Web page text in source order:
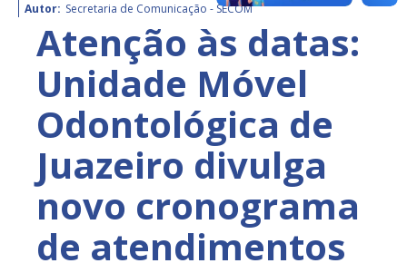
Autor: Secretaria de Comunicação - SECOM
Atenção às datas:
Unidade Móvel
Odontológica de
Juazeiro divulga
novo cronograma
de atendimentos